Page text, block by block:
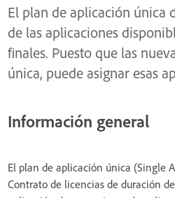
El plan de aplicación única
de las aplicaciones
finales. Puesto que las
única, puede asignar esas
Información general
El plan de aplicación única (Single
Contrato de licencias de duración